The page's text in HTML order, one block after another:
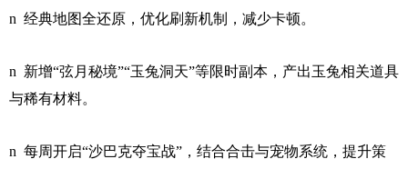
n 经典地图全还原，优化刷新机制，减少卡顿。
n 新增“弦月秘境”“玉兔洞天”等限时副本，产出玉兔相关道具
与稀有材料。
n 每周开启“沙巴克夺宝战”，结合合击与宠物系统，提升策